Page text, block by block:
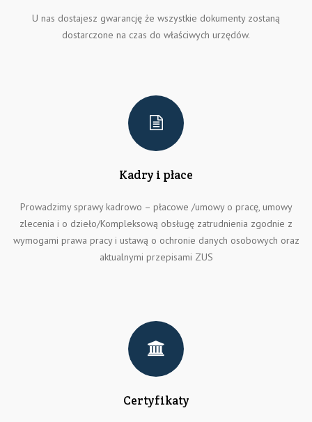
U nas dostajesz gwarancję że wszystkie dokumenty zostaną
dostarczone na czas do właściwych urzędów.
Kadry i płace
Prowadzimy sprawy kadrowo – płacowe /umowy o pracę, umowy
zlecenia i o dzieło/Kompleksową obsługę zatrudnienia zgodnie z
wymogami prawa pracy i ustawą o ochronie danych osobowych oraz
aktualnymi przepisami ZUS
Certyfikaty